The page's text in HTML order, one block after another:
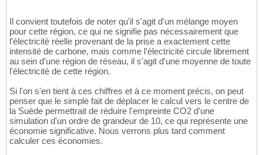
Il convient toutefois de noter qu'il s'agit d'un mélange moyen
pour cette région, ce qui ne signifie pas nécessairement que
l'électricité réelle provenant de la prise a exactement cette
intensité de carbone, mais comme l'électricité circule librement
au sein d'une région de réseau, il s'agit d'une moyenne de toute
l'électricité de cette région.
Si l'on s'en tient à ces chiffres et à ce moment précis, on peut
penser que le simple fait de déplacer le calcul vers le centre de
la Suède permettrait de réduire l'empreinte CO2 d'une
simulation d'un ordre de grandeur de 10, ce qui représente une
économie significative. Nous verrons plus tard comment
calculer ces économies.